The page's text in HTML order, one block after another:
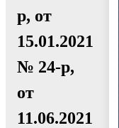
р, от
15.01.2021
№ 24-р,
от
11.06.2021